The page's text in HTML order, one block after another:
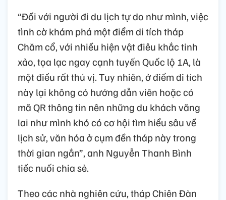
“Đối với người đi du lịch tự do như mình, việc
tình cờ khám phá một điểm di tích tháp
Chăm cổ, với nhiều hiện vật điêu khắc tinh
xảo, tọa lạc ngay cạnh tuyến Quốc lộ 1A, là
một điều rất thú vị. Tuy nhiên, ở điểm di tích
này lại không có hướng dẫn viên hoặc có
mã QR thông tin nên những du khách vãng
lai như mình khó có cơ hội tìm hiểu sâu về
lịch sử, văn hóa ở cụm đền tháp này trong
thời gian ngắn”, anh Nguyễn Thanh Bình
tiếc nuối chia sẻ.
Theo các nhà nghiên cứu, tháp Chiên Đàn